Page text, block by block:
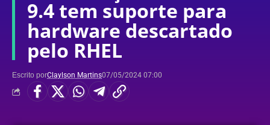
9.4 tem suporte para
hardware descartado
pelo RHEL
Escrito porClaylson Martins07/05/2024 07:00